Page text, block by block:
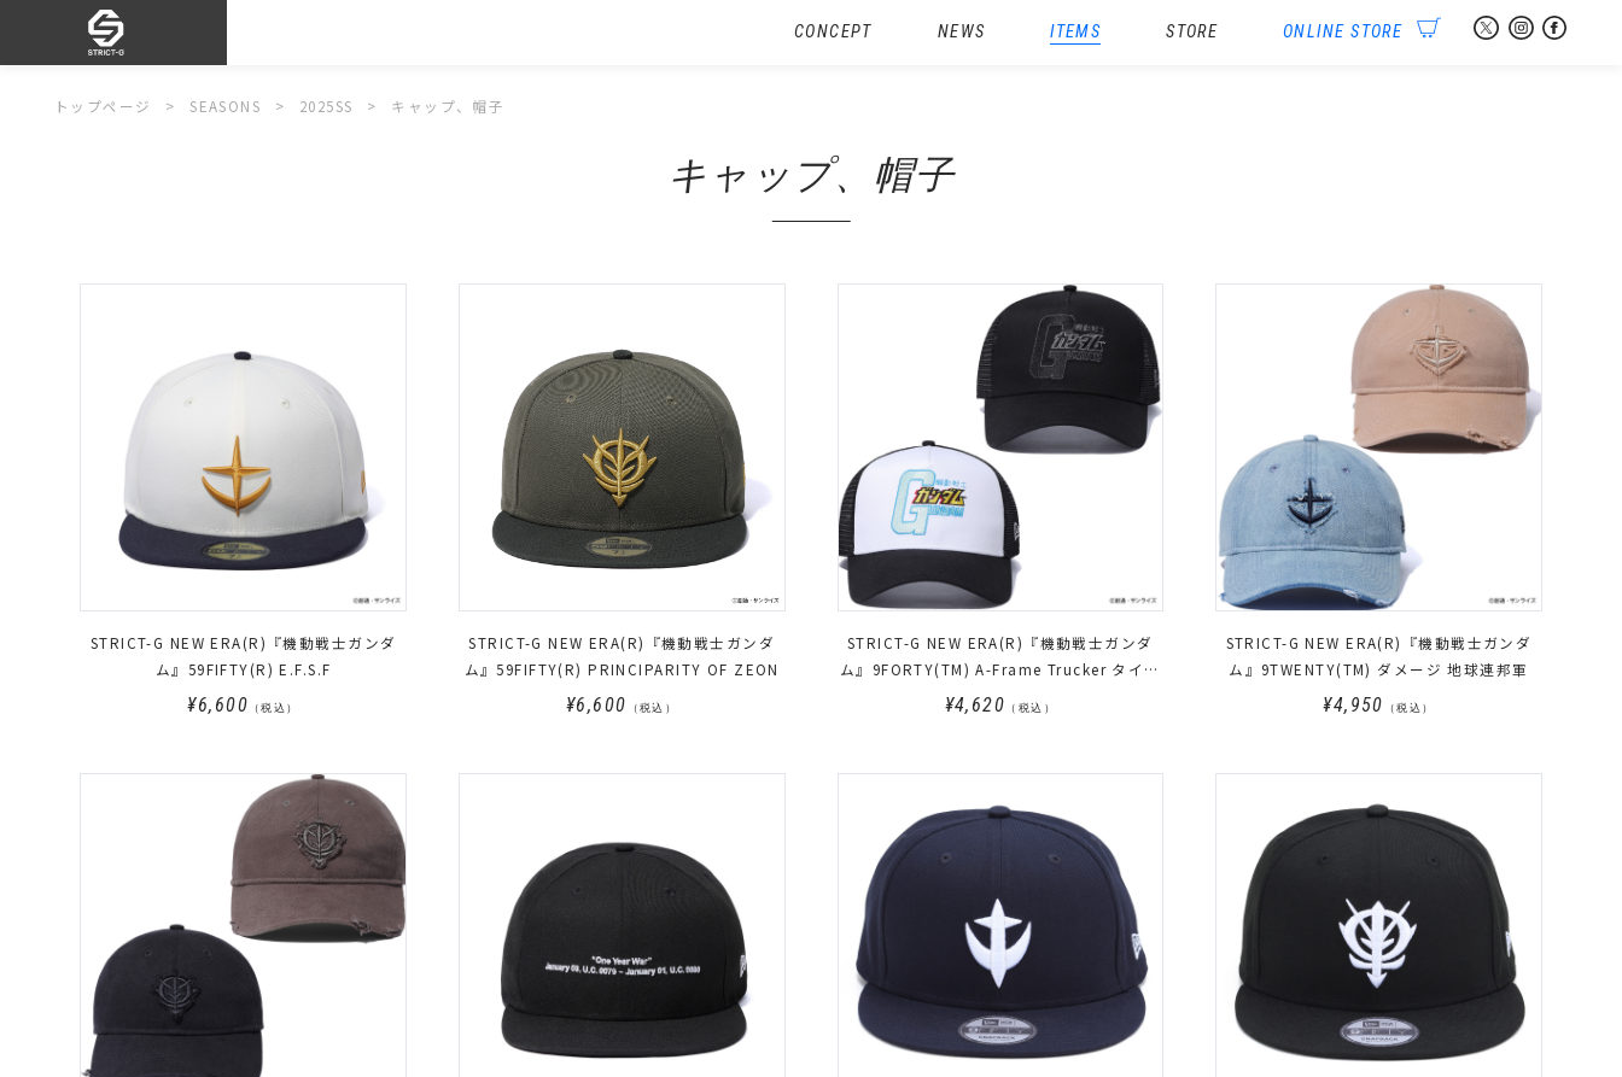
ITEMS
CONCEPT NEWS STORE ONLINE STORE
トップページ SEASONS 2025SS キャップ、帽子
キャップ、帽子
STRICT-G NEW ERA(R)『機動戦士ガンダ
ム』59FIFTY(R) E.F.S.F
¥6,600 （税込）
STRICT-G NEW ERA(R)『機動戦士ガンダ
ム』59FIFTY(R) PRINCIPARITY OF ZEON
¥6,600 （税込）
STRICT-G NEW ERA(R)『機動戦士ガンダ
ム』9FORTY(TM) A-Frame Trucker タイト
ルロゴ
¥4,620 （税込）
STRICT-G NEW ERA(R)『機動戦士ガンダ
ム』9TWENTY(TM) ダメージ 地球連邦軍
¥4,950 （税込）